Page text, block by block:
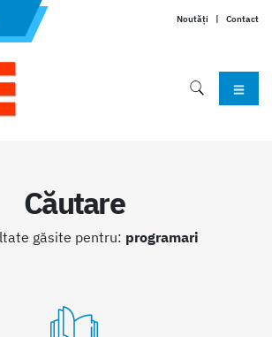
Noutăți | Contact
Căutare
găsite pentru: programari